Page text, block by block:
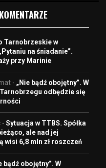
Tarnobrzeskie w
na śniadanie”.
przy Marinie
- „Nie bądź obojętny”. W
odbędzie się
- Sytuacja w TTBS. Spółka
ale nad jej
wisi 6,8 mln zł roszczeń
bądź obojętny”. W